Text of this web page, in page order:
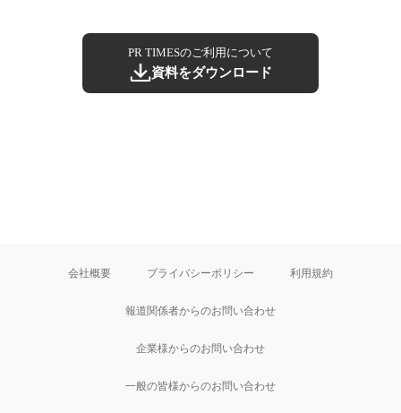
PR TIMESのご利用について
資料をダウンロード
会社概要 プライバシーポリシー 利用規約
報道関係者からのお問い合わせ
企業様からのお問い合わせ
一般の皆様からのお問い合わせ